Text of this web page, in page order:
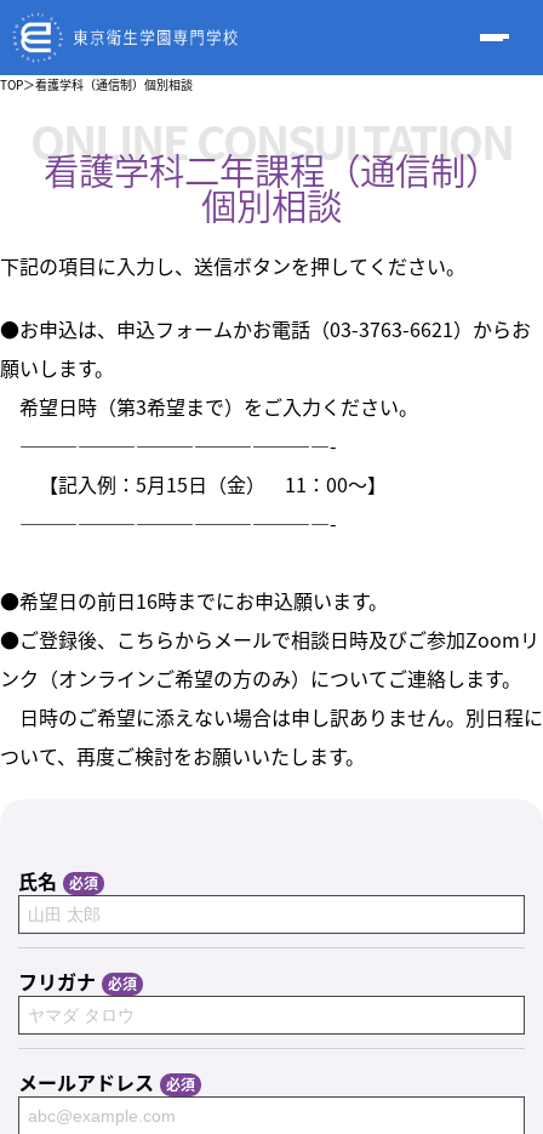
TOP＞看護学科（通信制）個別相談
ONLINE CONSULTATION
看護学科二年課程（通信制）
個別相談
下記の項目に入力し、送信ボタンを押してください。
●お申込は、申込フォームかお電話（03-3763-6621）からお
願いします。
希望日時（第3希望まで）をご入力ください。
————————————————-
【記入例：5月15日（金） 11：00～】
————————————————-
●希望日の前日16時までにお申込願います。
●ご登録後、こちらからメールで相談日時及びご参加Zoomリ
ンク（オンラインご希望の方のみ）についてご連絡します。
日時のご希望に添えない場合は申し訳ありません。別日程に
ついて、再度ご検討をお願いいたします。
氏名
フリガナ
メールアドレス